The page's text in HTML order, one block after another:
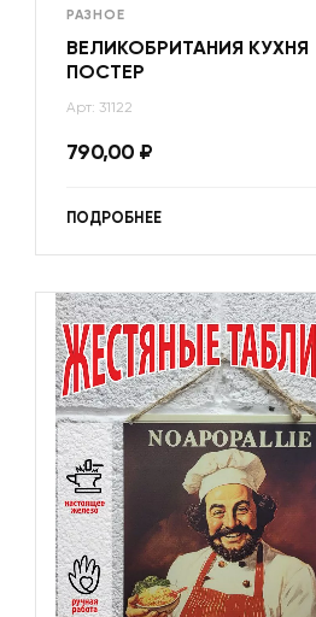
РАЗНОЕ
ВЕЛИКОБРИТАНИЯ КУХНЯ
ПОСТЕР
Арт: 31122
790,00 ₽
ПОДРОБНЕЕ